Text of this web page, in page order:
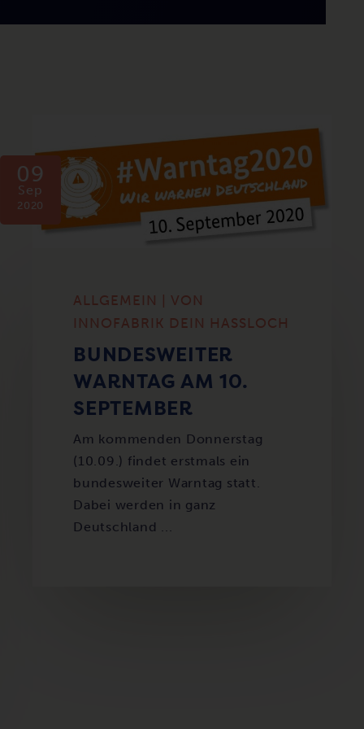
09
Sep
2020
ALLGEMEIN | VON
INNOFABRIK DEIN HASSLOCH
BUNDESWEITER
WARNTAG AM 10.
SEPTEMBER
Am kommenden Donnerstag
(10.09.) findet erstmals ein
bundesweiter Warntag statt.
Dabei werden in ganz
Deutschland ...